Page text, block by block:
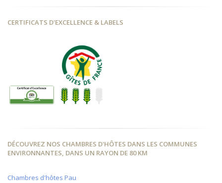
CERTIFICATS D'EXCELLENCE & LABELS
DÉCOUVREZ NOS CHAMBRES D'HÔTES DANS LES COMMUNES
ENVIRONNANTES, DANS UN RAYON DE 80 KM
Chambres d'hôtes Pau